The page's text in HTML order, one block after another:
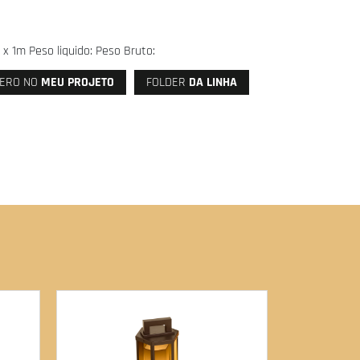
1m Peso liquido: Peso Bruto:
NO MEU PROJETO FOLDER DA LINHA